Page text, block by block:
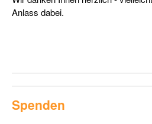
Anlass dabei.
Spenden